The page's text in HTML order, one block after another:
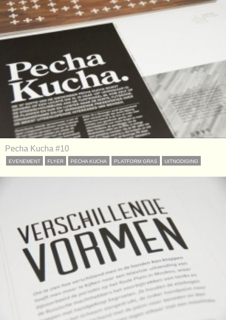
Pecha Kucha #10
EVENEMENT FLYER PECHA KUCHA PLATFORM GRAS UITNODIGING